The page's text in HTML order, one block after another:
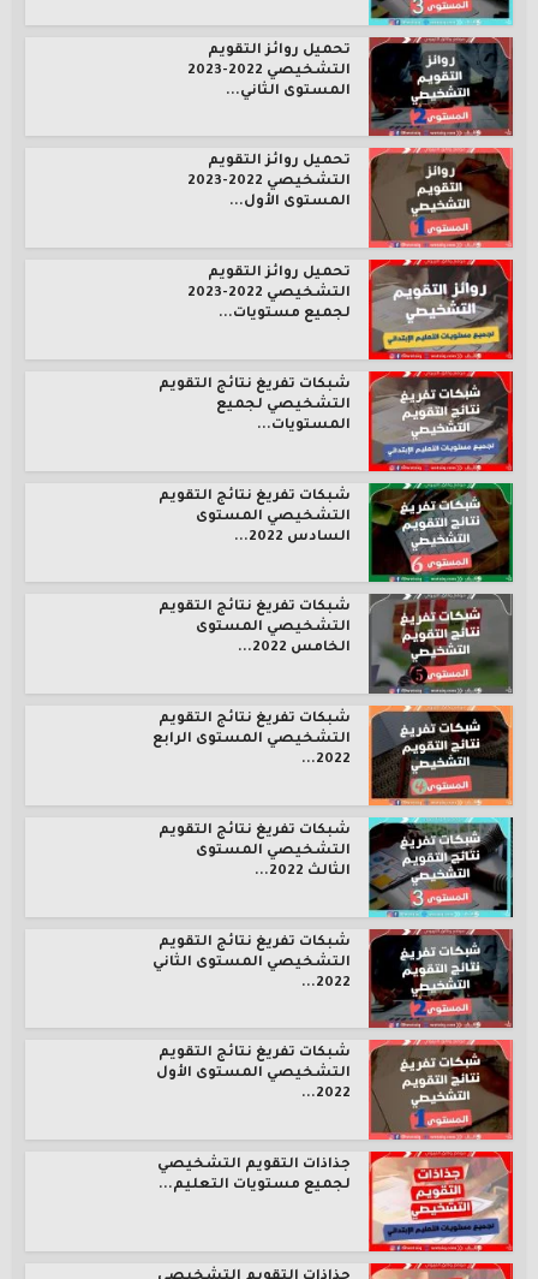
تحميل روائز التقويم
التشخيصي 2022-2023
المستوى الثاني...
تحميل روائز التقويم
التشخيصي 2022-2023
المستوى الأول...
تحميل روائز التقويم
التشخيصي 2022-2023
لجميع مستويات...
شبكات تفريغ نتائج التقويم
التشخيصي لجميع
المستويات...
شبكات تفريغ نتائج التقويم
التشخيصي المستوى
السادس 2022...
شبكات تفريغ نتائج التقويم
التشخيصي المستوى
الخامس 2022...
شبكات تفريغ نتائج التقويم
التشخيصي المستوى الرابع
2022...
شبكات تفريغ نتائج التقويم
التشخيصي المستوى
الثالث 2022...
شبكات تفريغ نتائج التقويم
التشخيصي المستوى الثاني
2022...
شبكات تفريغ نتائج التقويم
التشخيصي المستوى الأول
2022...
جذاذات التقويم التشخيصي
لجميع مستويات التعليم...